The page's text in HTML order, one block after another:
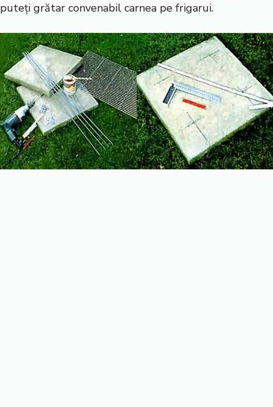
puteți grătar convenabil carnea pe frigarui.